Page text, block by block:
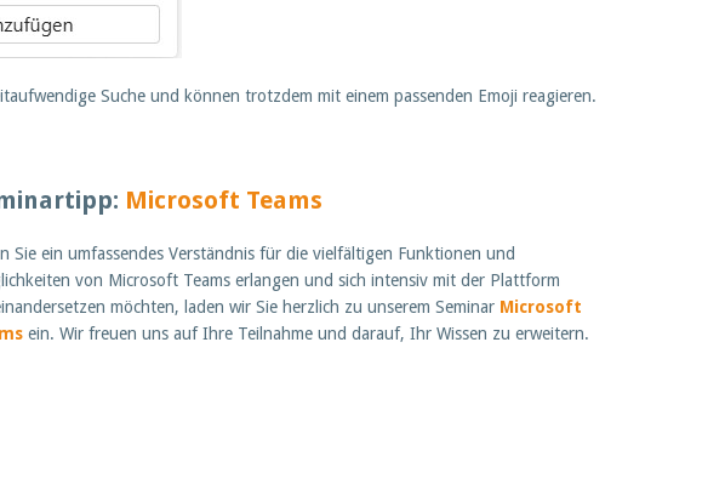
Suche und können trotzdem mit einem passenden Emoji reagieren.
Microsoft Teams
Sie ein umfassendes Verständnis für die vielfältigen Funktionen und
von Microsoft Teams erlangen und sich intensiv mit der Plattform
möchten, laden wir Sie herzlich zu unserem Seminar Microsoft
ein. Wir freuen uns auf Ihre Teilnahme und darauf, Ihr Wissen zu erweitern.